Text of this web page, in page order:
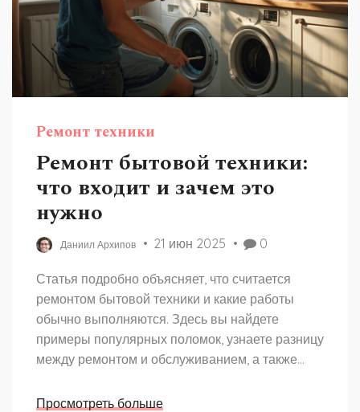
Ремонт техники
Ремонт бытовой техники:
что входит и зачем это
нужно
Даниил Архипов 21 июн 2025 0
Статья подробно объясняет, что считается
ремонтом бытовой техники и какие работы
обычно выполняются. Здесь вы найдете
примеры популярных поломок, узнаете разницу
между ремонтом и обслуживанием, а также
диагностике. Материал будет полезен тем, кто
Просмотреть больше